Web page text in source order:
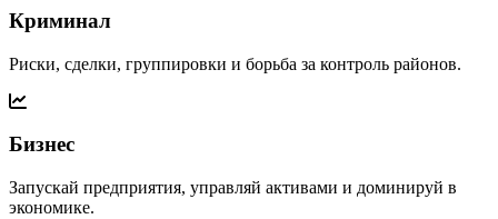
Криминал
Риски, сделки, группировки и борьба за контроль районов.
Бизнес
Запускай предприятия, управляй активами и доминируй в
экономике.